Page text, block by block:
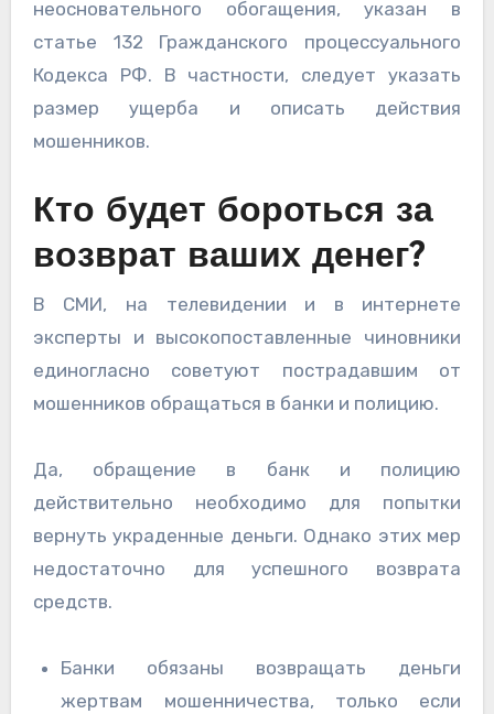
неосновательного обогащения, указан в
статье 132 Гражданского процессуального
Кодекса РФ. В частности, следует указать
размер ущерба и описать действия
мошенников.
Кто будет бороться за
возврат ваших денег?
В СМИ, на телевидении и в интернете
эксперты и высокопоставленные чиновники
единогласно советуют пострадавшим от
мошенников обращаться в банки и полицию.
Да, обращение в банк и полицию
действительно необходимо для попытки
вернуть украденные деньги. Однако этих мер
недостаточно для успешного возврата
средств.
Банки обязаны возвращать деньги
жертвам мошенничества, только если